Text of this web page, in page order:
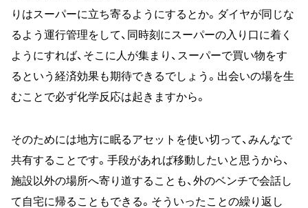
りはスーパーに立ち寄るようにするとか。ダイヤが同じな
るよう運行管理をして、同時刻にスーパーの入り口に着く
ようにすれば、そこに人が集まり、スーパーで買い物をす
るという経済効果も期待できるでしょう。出会いの場を生
むことで必ず化学反応は起きますから。
そのためには地方に眠るアセットを使い切って、みんなで
共有することです。手段があれば移動したいと思うから、
施設以外の場所へ寄り道することも、外のベンチで会話し
て自宅に帰ることもできる。そういったことの繰り返し